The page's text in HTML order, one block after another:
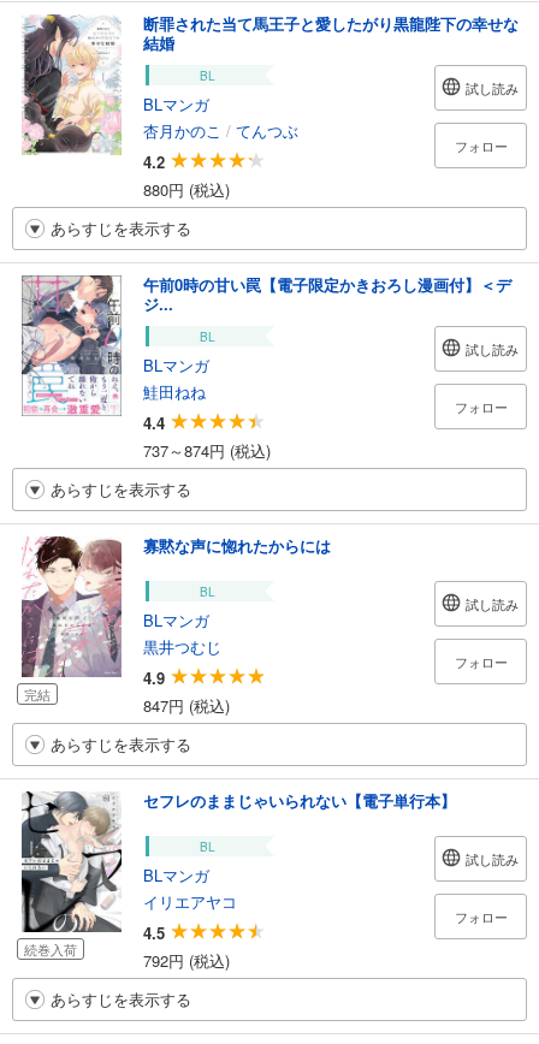
断罪された当て馬王子と愛したがり黒龍陛下の幸せな
結婚
BL
BLマンガ
杏月かのこ / てんつぶ
4.2
880円 (税込)
試し読み
フォロー
あらすじを表示する
午前0時の甘い罠【電子限定かきおろし漫画付】＜デ
ジ...
BL
BLマンガ
鮭田ねね
4.4
737～874円 (税込)
試し読み
フォロー
あらすじを表示する
完結
寡黙な声に惚れたからには
BL
BLマンガ
黒井つむじ
4.9
847円 (税込)
試し読み
フォロー
あらすじを表示する
続巻入荷
セフレのままじゃいられない【電子単行本】
BL
BLマンガ
イリエアヤコ
4.5
792円 (税込)
試し読み
フォロー
あらすじを表示する